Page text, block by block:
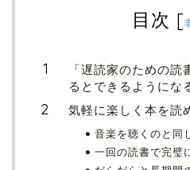
目次 [
「遅読家のための
るとできるようにな
気軽に楽しく本を読
音楽を聴くのと同
一回の読書で完璧